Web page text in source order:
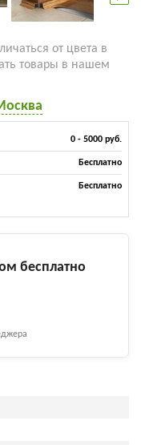
от цвета в
товары в нашем
0 - 5000 руб.
Бесплатно
Бесплатно
бесплатно